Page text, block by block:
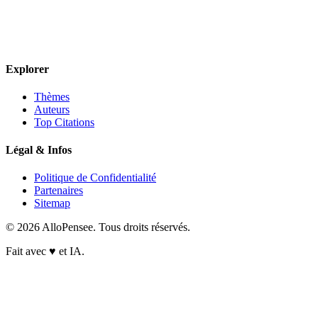
Explorer
Thèmes
Auteurs
Top Citations
Légal & Infos
Politique de Confidentialité
Partenaires
Sitemap
© 2026 AlloPensee. Tous droits réservés.
Fait avec ♥ et IA.